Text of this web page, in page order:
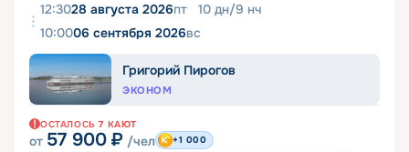
12:3028 августа 2026пт 10 дн/9 нч
10:0006 сентября 2026вс
Григорий Пирогов
ЭКОНОМ
ОСТАЛОСЬ 7 КАЮТ
от 57 900 ₽ /чел +1 000